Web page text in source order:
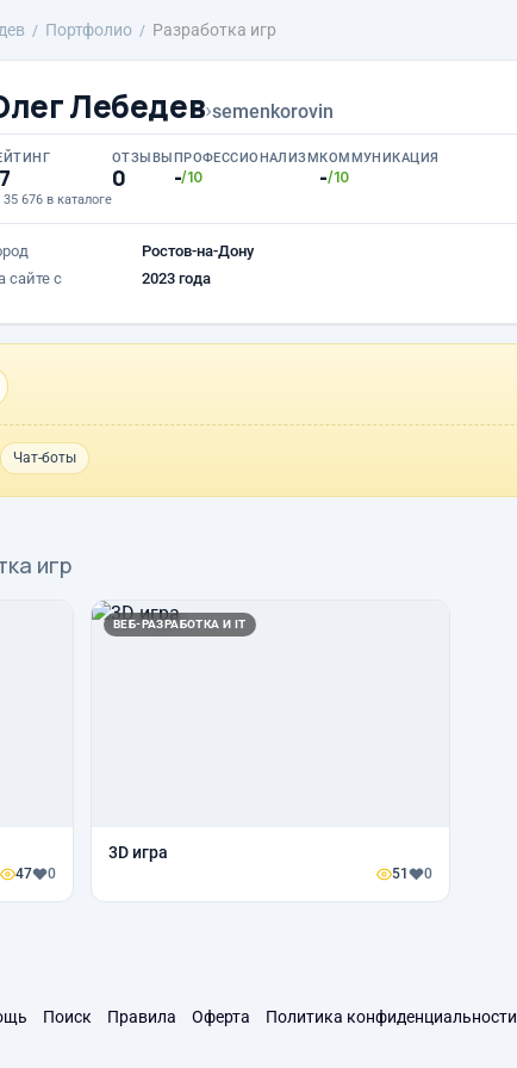
Портфолио Разработка игр
Лебедев›semenkorovin
676 в каталоге
ОТЗЫВЫ
0
ПРОФЕССИОНАЛИЗМ
-/10
КОММУНИКАЦИЯ
-/10
Ростов-на-Дону
сайте с
2023 года
Чат-боты
игр
47 0
ВЕБ-РАЗРАБОТКА И IT
3D игра
51 0
Поиск Правила Оферта Политика конфиденциальности